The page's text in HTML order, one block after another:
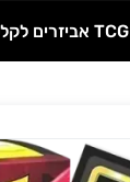
אביזרים לקלפי TCG